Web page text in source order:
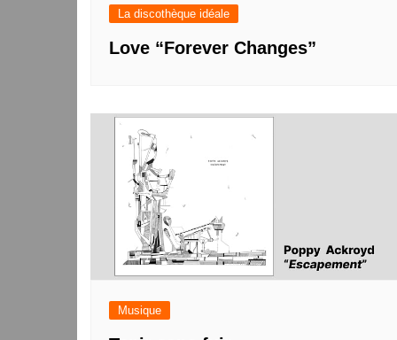
La discothèque idéale
Love “Forever Changes”
Musique